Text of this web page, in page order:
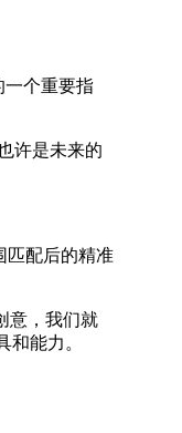
一个重要指
许是未来的
匹配后的精准
意，我们就
能力。